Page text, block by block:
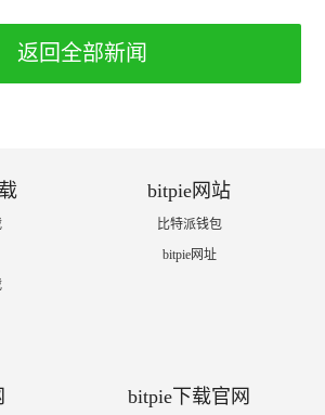
返回全部新闻
bitpie网站
比特派钱包
bitpie网址
bitpie下载官网